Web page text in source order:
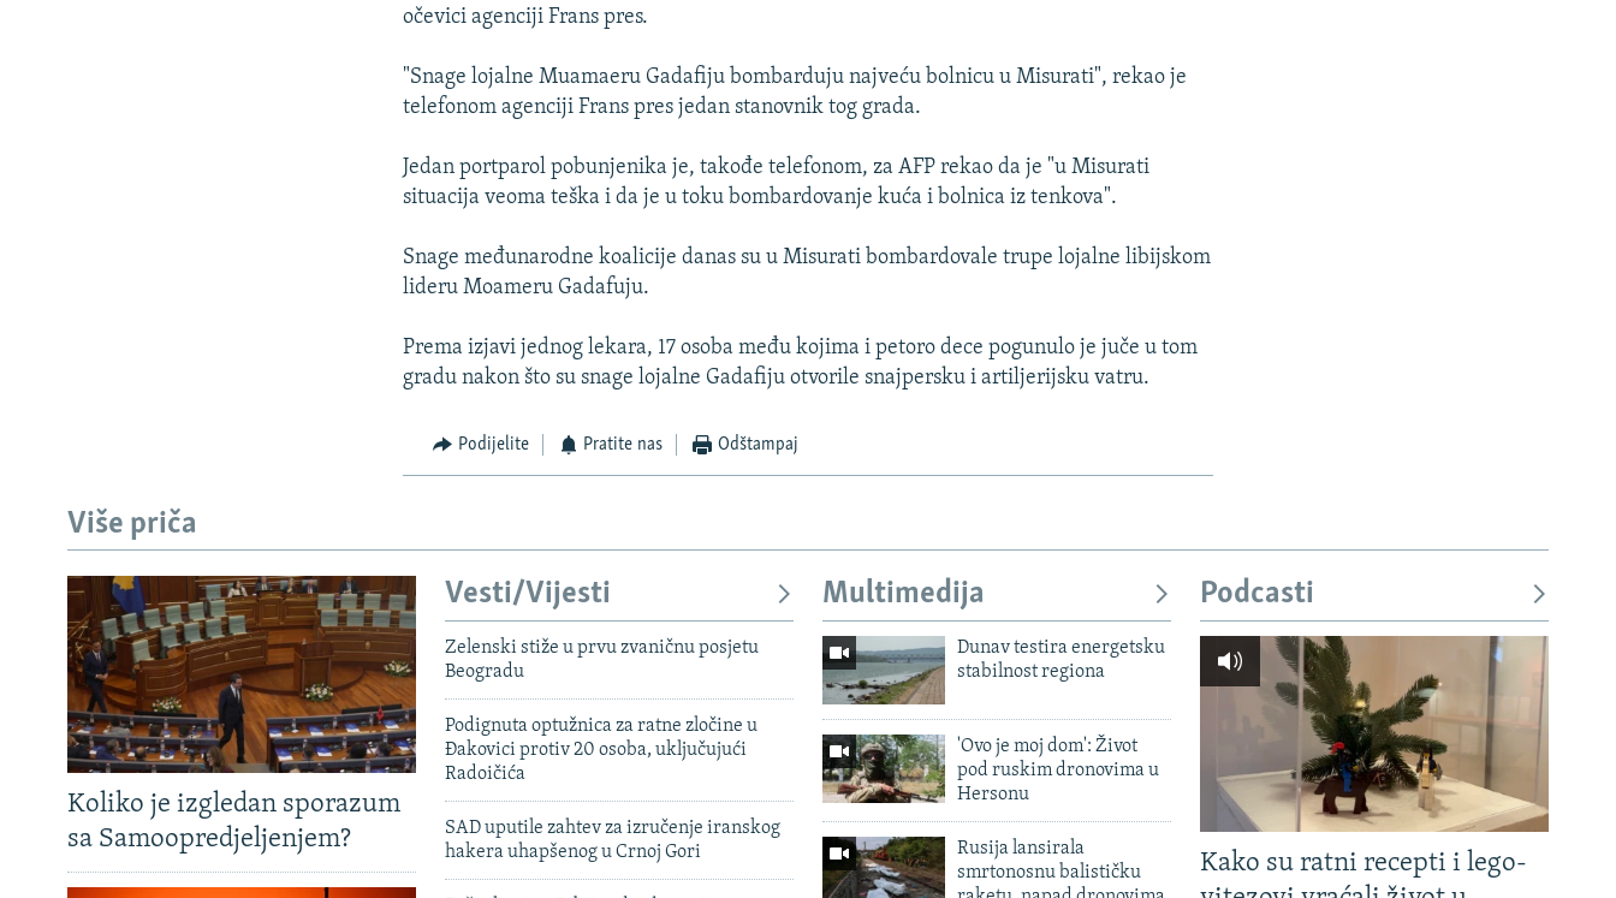
očevici agenciji Frans pres.
"Snage lojalne Muamaeru Gadafiju bombarduju najveću bolnicu u Misurati", rekao je
telefonom agenciji Frans pres jedan stanovnik tog grada.
Jedan portparol pobunjenika je, takođe telefonom, za AFP rekao da je "u Misurati
situacija veoma teška i da je u toku bombardovanje kuća i bolnica iz tenkova".
Snage međunarodne koalicije danas su u Misurati bombardovale trupe lojalne libijskom
lideru Moameru Gadafuju.
Prema izjavi jednog lekara, 17 osoba među kojima i petoro dece pogunulo je juče u tom
gradu nakon što su snage lojalne Gadafiju otvorile snajpersku i artiljerijsku vatru.
Podijelite Pratite nas Odštampaj
Više priča
Koliko je izgledan sporazum
sa Samoopredjeljenjem?
Vesti/Vijesti
Zelenski stiže u prvu zvaničnu posjetu
Beogradu
Podignuta optužnica za ratne zločine u
Đakovici protiv 20 osoba, uključujući
Radoičića
SAD uputile zahtev za izručenje iranskog
hakera uhapšenog u Crnoj Gori
Multimedija
Dunav testira energetsku
stabilnost regiona
'Ovo je moj dom': Život
pod ruskim dronovima u
Hersonu
Rusija lansirala
smrtonosnu balističku
Podcasti
Kako su ratni recepti i lego-